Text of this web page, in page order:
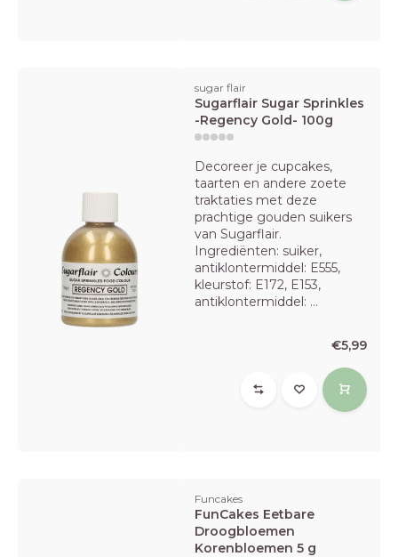
sugar flair
Sugarflair Sugar Sprinkles
-Regency Gold- 100g
Decoreer je cupcakes,
taarten en andere zoete
traktaties met deze
prachtige gouden suikers
van Sugarflair.
Ingrediënten: suiker,
antiklontermiddel: E555,
kleurstof: E172, E153,
antiklontermiddel: ...
€5,99
Funcakes
FunCakes Eetbare
Droogbloemen
Korenbloemen 5 g